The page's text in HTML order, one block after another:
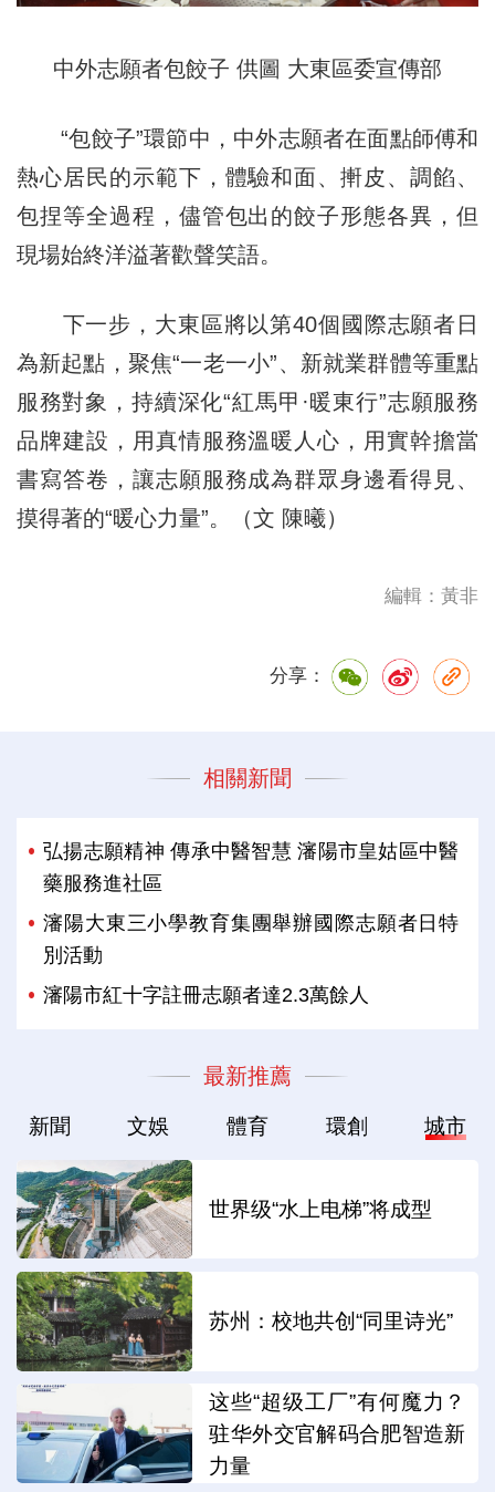
中外志願者包餃子 供圖 大東區委宣傳部
“包餃子”環節中，中外志願者在面點師傅和
熱心居民的示範下，體驗和面、搟皮、調餡、
包捏等全過程，儘管包出的餃子形態各異，但
現場始終洋溢著歡聲笑語。
下一步，大東區將以第40個國際志願者日
為新起點，聚焦“一老一小”、新就業群體等重點
服務對象，持續深化“紅馬甲·暖東行”志願服務
品牌建設，用真情服務溫暖人心，用實幹擔當
書寫答卷，讓志願服務成為群眾身邊看得見、
摸得著的“暖心力量”。（文 陳曦）
編輯：黃非
分享：
相關新聞
弘揚志願精神 傳承中醫智慧 瀋陽市皇姑區中醫
藥服務進社區
瀋陽大東三小學教育集團舉辦國際志願者日特
別活動
瀋陽市紅十字註冊志願者達2.3萬餘人
最新推薦
新聞 文娛 體育 環創 城市
世界级“水上电梯”将成型
苏州：校地共创“同里诗光”
这些“超级工厂”有何魔力？
驻华外交官解码合肥智造新
力量